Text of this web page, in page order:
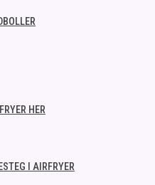
HER
I AIRFRYER